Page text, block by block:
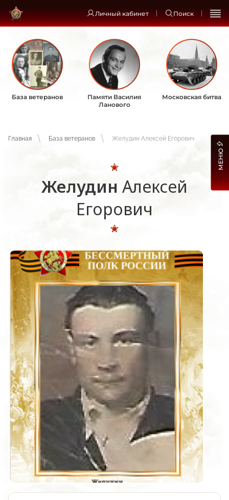
Личный кабинет Поиск
База ветеранов
Памяти Василия
Ланового
Московская битва
Главная База ветеранов Желудин Алексей Егорович
Желудин Алексей
Егорович
МЕНЮ